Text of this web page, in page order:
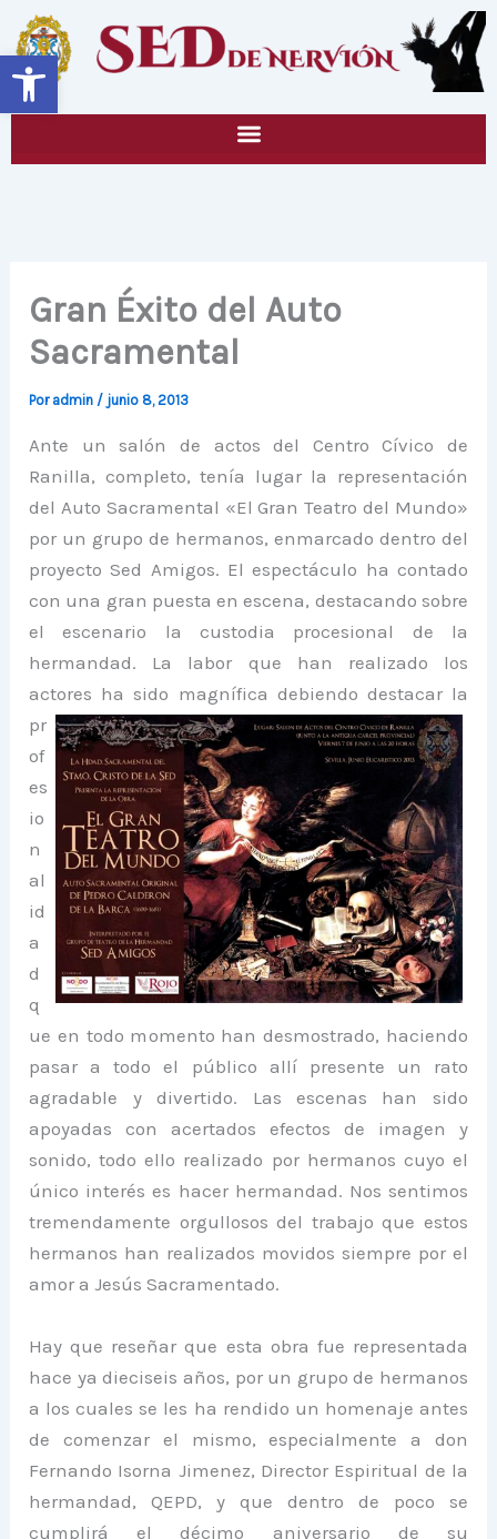
Abrir barra de herramientas
contenido
Gran Éxito del Auto
Sacramental
Por admin / junio 8, 2013
Ante un salón de actos del Centro Cívico de
Ranilla, completo, tenía lugar la representación
del Auto Sacramental «El Gran Teatro del Mundo»
por un grupo de hermanos, enmarcado dentro del
proyecto Sed Amigos. El espectáculo ha contado
con una gran puesta en escena, destacando sobre
el escenario la custodia procesional de la
hermandad. La labor que han realizado los
actores ha sido magnífica debiendo destacar la
pr
of
es
io
n
al
id
a
d
q
ue en todo momento han desmostrado, haciendo
pasar a todo el público allí presente un rato
agradable y divertido. Las escenas han sido
apoyadas con acertados efectos de imagen y
sonido, todo ello realizado por hermanos cuyo el
único interés es hacer hermandad. Nos sentimos
tremendamente orgullosos del trabajo que estos
hermanos han realizados movidos siempre por el
amor a Jesús Sacramentado.
Hay que reseñar que esta obra fue representada
hace ya dieciseis años, por un grupo de hermanos
a los cuales se les ha rendido un homenaje antes
de comenzar el mismo, especialmente a don
Fernando Isorna Jimenez, Director Espiritual de la
hermandad, QEPD, y que dentro de poco se
cumplirá el décimo aniversario de su